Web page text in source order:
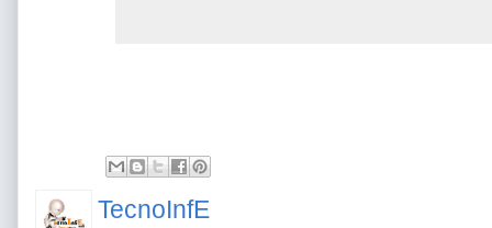
TecnoInfE